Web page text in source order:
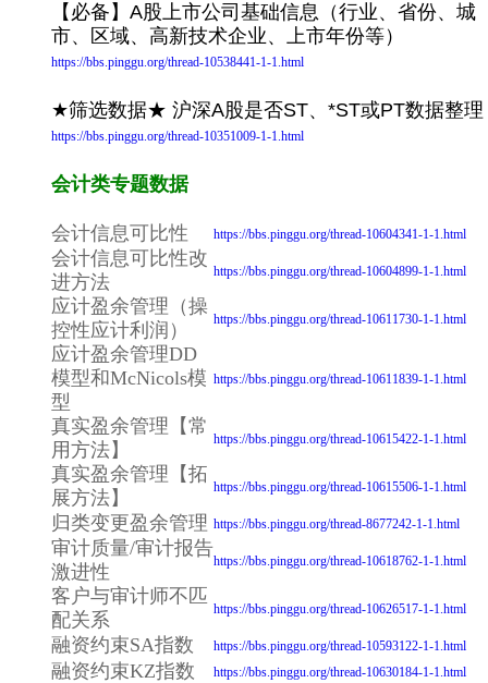
【必备】A股上市公司基础信息（行业、省份、城
市、区域、高新技术企业、上市年份等）
https://bbs.pinggu.org/thread-10538441-1-1.html
★筛选数据★ 沪深A股是否ST、*ST或PT数据整理
https://bbs.pinggu.org/thread-10351009-1-1.html
会计类专题数据
会计信息可比性 https://bbs.pinggu.org/thread-10604341-1-1.html
会计信息可比性改
进方法
https://bbs.pinggu.org/thread-10604899-1-1.html
应计盈余管理（操
控性应计利润）
https://bbs.pinggu.org/thread-10611730-1-1.html
应计盈余管理DD
模型和McNicols模
型
https://bbs.pinggu.org/thread-10611839-1-1.html
真实盈余管理【常
用方法】
https://bbs.pinggu.org/thread-10615422-1-1.html
真实盈余管理【拓
展方法】
https://bbs.pinggu.org/thread-10615506-1-1.html
归类变更盈余管理 https://bbs.pinggu.org/thread-8677242-1-1.html
审计质量/审计报告
激进性
https://bbs.pinggu.org/thread-10618762-1-1.html
客户与审计师不匹
配关系
https://bbs.pinggu.org/thread-10626517-1-1.html
融资约束SA指数 https://bbs.pinggu.org/thread-10593122-1-1.html
融资约束KZ指数 https://bbs.pinggu.org/thread-10630184-1-1.html